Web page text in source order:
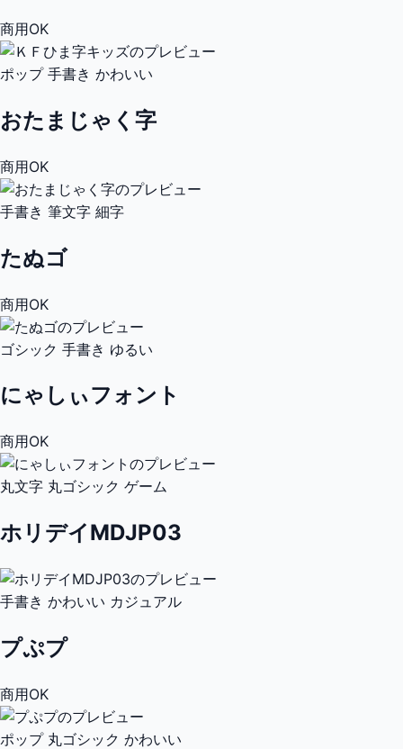
商用OK
ポップ 手書き かわいい
おたまじゃく字
商用OK
手書き 筆文字 細字
たぬゴ
商用OK
ゴシック 手書き ゆるい
にゃしぃフォント
商用OK
丸文字 丸ゴシック ゲーム
ホリデイMDJP03
手書き かわいい カジュアル
プぷプ
商用OK
ポップ 丸ゴシック かわいい